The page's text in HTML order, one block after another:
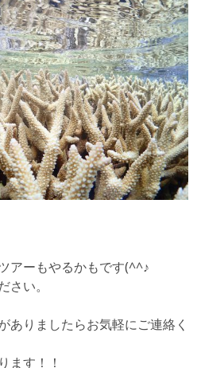
アーもやるかもです(^^♪
い。
ありましたらお気軽にご連絡く
ます！！